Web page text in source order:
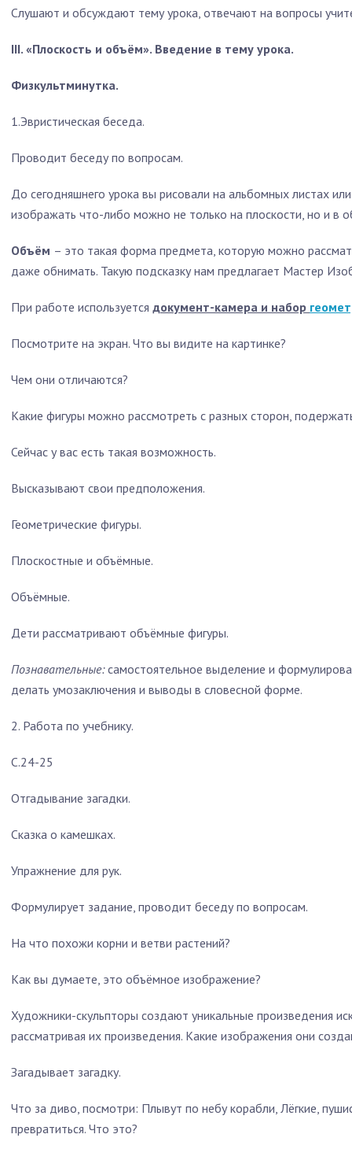
Слушают и обсуждают тему урока, отвечают на вопросы
III. «Плоскость и объём». Введение в тему урока.
Физкультминутка.
1.Эвристическая беседа.
Проводит беседу по вопросам.
До сегодняшнего урока вы рисовали на альбомных листах
изображать что-либо можно не только на плоскости, но и в
Объём – это такая форма предмета, которую можно
даже обнимать. Такую подсказку нам предлагает Мастер
При работе используется документ-камера и набор
Посмотрите на экран. Что вы видите на картинке?
Чем они отличаются?
Какие фигуры можно рассмотреть с разных сторон,
Сейчас у вас есть такая возможность.
Высказывают свои предположения.
Геометрические фигуры.
Плоскостные и объёмные.
Объёмные.
Дети рассматривают объёмные фигуры.
Познавательные:самостоятельное выделение и
делать умозаключения и выводы в словесной форме.
2. Работа по учебнику.
С.24-25
Отгадывание загадки.
Сказка о камешках.
Упражнение для рук.
Формулирует задание, проводит беседу по вопросам.
На что похожи корни и ветви растений?
Как вы думаете, это объёмное изображение?
Художники-скульпторы создают уникальные произведения
рассматривая их произведения. Какие изображения они
Загадывает загадку.
Что за диво, посмотри: Плывут по небу корабли, Лёгкие,
превратиться. Что это?